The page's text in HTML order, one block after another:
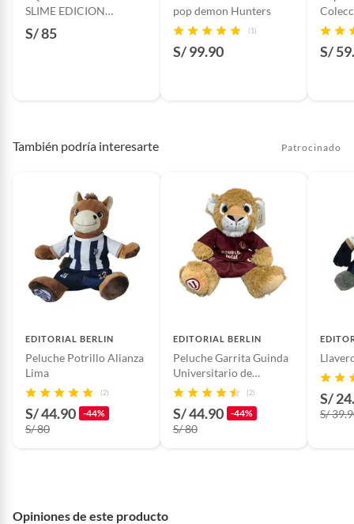
Piezas pequeñas Sí
Mundial de la FIFA™, 1 balón de
SLIME EDICION
ESPECIAL
S/ 85
pop demon Hunters
(1)
S/ 99.90
Mini
S/
También podría interesarte Patrocinado
EDITORIAL BERLIN
Peluche Potrillo Alianza
Lima
(2)
S/ 44.90 -44%
S/ 80
EDITORIAL BERLIN
Peluche Garrita Guinda
Universitario de
Deportes
(2)
S/ 44.90 -44%
S/ 80
S/
S/
Opiniones de este producto